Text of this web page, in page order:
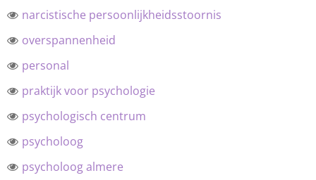
narcistische persoonlijkheidsstoornis
overspannenheid
personal
praktijk voor psychologie
psychologisch centrum
psycholoog
psycholoog almere